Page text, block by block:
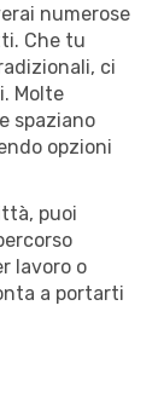
numerose
Che tu
ci
Molte
spaziano
opzioni
puoi
lavoro o
a portarti